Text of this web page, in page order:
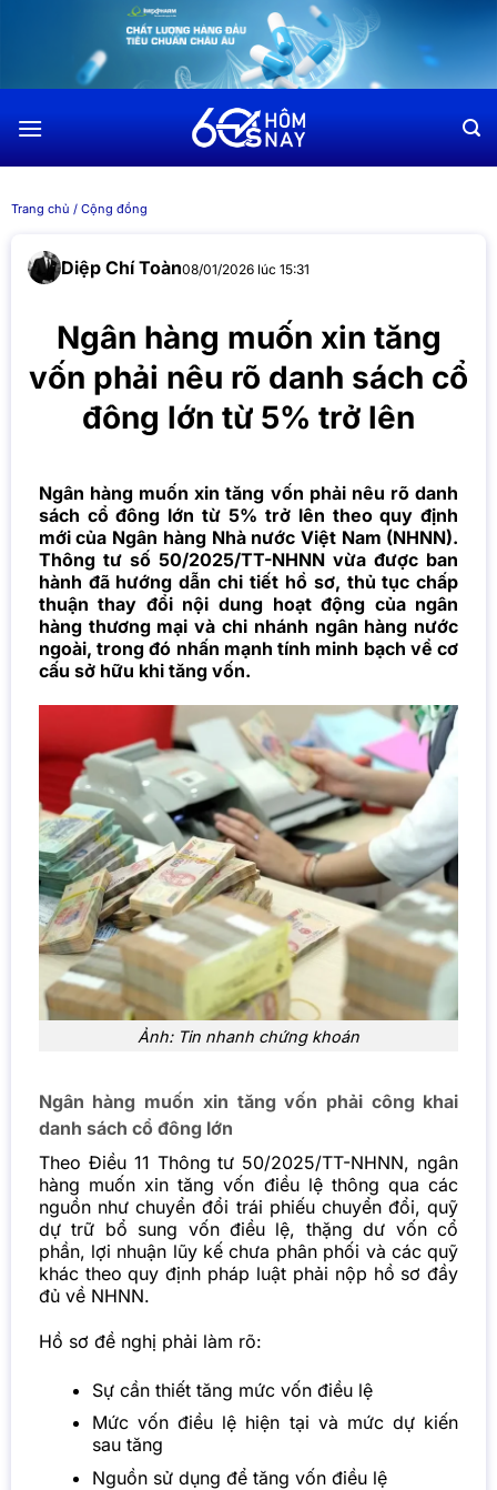
dung
Trang chủ / Cộng đồng
Diệp Chí Toàn08/01/2026 lúc 15:31
Ngân hàng muốn xin tăng
vốn phải nêu rõ danh sách cổ
đông lớn từ 5% trở lên
Ngân hàng muốn xin tăng vốn phải nêu rõ danh
sách cổ đông lớn từ 5% trở lên theo quy định
mới của Ngân hàng Nhà nước Việt Nam (NHNN).
Thông tư số 50/2025/TT-NHNN vừa được ban
hành đã hướng dẫn chi tiết hồ sơ, thủ tục chấp
thuận thay đổi nội dung hoạt động của ngân
hàng thương mại và chi nhánh ngân hàng nước
ngoài, trong đó nhấn mạnh tính minh bạch về cơ
cấu sở hữu khi tăng vốn.
Ảnh: Tin nhanh chứng khoán
Ngân hàng muốn xin tăng vốn phải công khai
danh sách cổ đông lớn
Theo Điều 11 Thông tư 50/2025/TT-NHNN, ngân
hàng muốn xin tăng vốn điều lệ thông qua các
nguồn như chuyển đổi trái phiếu chuyển đổi, quỹ
dự trữ bổ sung vốn điều lệ, thặng dư vốn cổ
phần, lợi nhuận lũy kế chưa phân phối và các quỹ
khác theo quy định pháp luật phải nộp hồ sơ đầy
đủ về NHNN.
Hồ sơ đề nghị phải làm rõ:
Sự cần thiết tăng mức vốn điều lệ
Mức vốn điều lệ hiện tại và mức dự kiến
sau tăng
Nguồn sử dụng để tăng vốn điều lệ